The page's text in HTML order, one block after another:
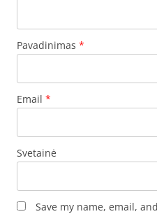
Pavadinimas *
Email *
Svetainė
Save my name, email,